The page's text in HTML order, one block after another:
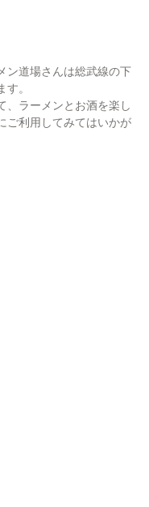
ン道場さんは総武線の下
。
、ラーメンとお酒を楽し
ご利用してみてはいかが